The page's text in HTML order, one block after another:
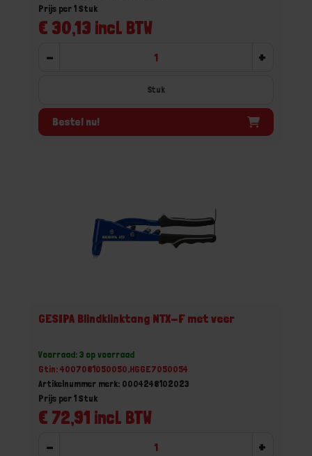
€ 30,13 incl. BTW
Prijs per 1 Stuk
- +
Stuk
Bestel nu!
GESIPA Blindklinktang NTX-F met veer
Voorraad: 3 op voorraad
Gtin: 4007081050050,HGGE7050054
Artikelnummer merk: 0004248102023
€ 72,91 incl. BTW
Prijs per 1 Stuk
- +